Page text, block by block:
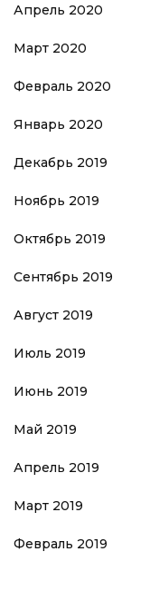
Апрель 2020
Март 2020
Февраль 2020
Январь 2020
Декабрь 2019
Ноябрь 2019
Октябрь 2019
Сентябрь 2019
Август 2019
Июль 2019
Июнь 2019
Май 2019
Апрель 2019
Март 2019
Февраль 2019